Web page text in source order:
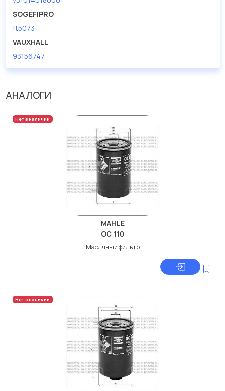
SOGEFIPRO
ft5073
VAUXHALL
93156747
АНАЛОГИ
Нет в наличии
MAHLE
OC 110
Масляный фильтр
Нет в наличии